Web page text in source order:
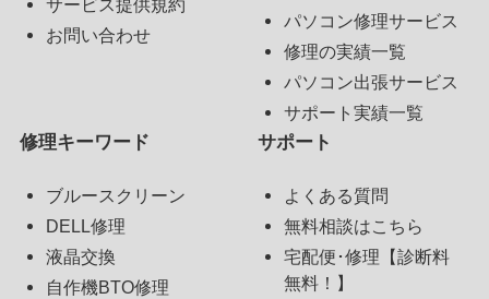
サービス提供規約
お問い合わせ
パソコン修理サービス
修理の実績一覧
パソコン出張サービス
サポート実績一覧
修理キーワード
ブルースクリーン
DELL修理
液晶交換
自作機BTO修理
サポート
よくある質問
無料相談はこちら
宅配便･修理【診断料
無料！】